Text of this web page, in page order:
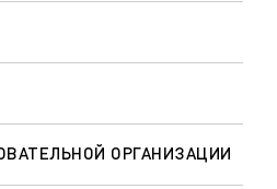
ОРГАНИЗАЦИИ